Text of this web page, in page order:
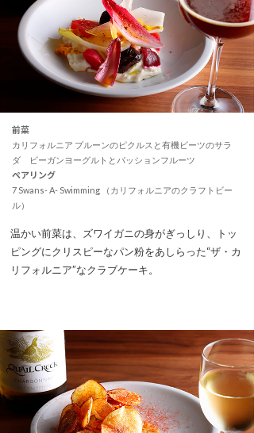
前菜
カリフォルニア プルーンのピクルスと有機ビーツのサラ
ダ ビーガンヨーグルトとパッションフルーツ
ペアリング
7 Swans- A- Swimming （カリフォルニアのクラフトビー
ル）
温かい前菜は、ズワイガニの身がぎっしり、トッ
ピングにクリスピーなパン粉をあしらった“ザ・カ
リフォルニア”なクラブケーキ。